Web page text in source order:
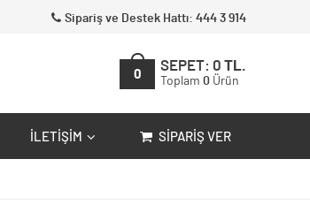
Sipariş ve Destek Hattı: 444 3 914
0
SEPET: 0 TL.
Toplam 0 Ürün
İLETIŞIM SIPARIŞ VER